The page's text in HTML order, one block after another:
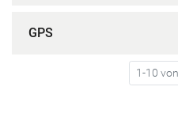
GPS
1-10